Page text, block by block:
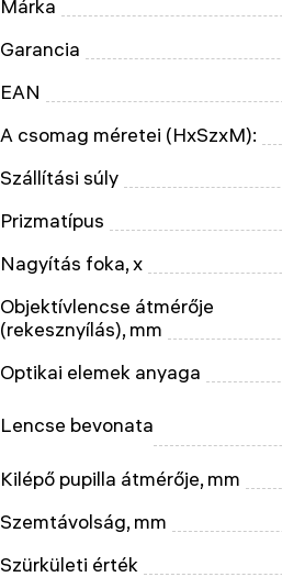
Márka
Garancia
EAN
A csomag méretei (HxSzxM):
Szállítási súly
Prizmatípus
Nagyítás foka, x
Objektívlencse átmérője
(rekesznyílás), mm
Optikai elemek anyaga
Lencse bevonata
Kilépő pupilla átmérője, mm
Szemtávolság, mm
Szürkületi érték